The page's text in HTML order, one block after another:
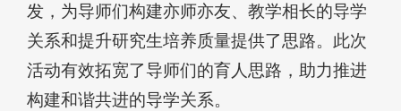
发，为导师们构建亦师亦友、教学相长的导学
关系和提升研究生培养质量提供了思路。此次
活动有效拓宽了导师们的育人思路，助力推进
构建和谐共进的导学关系。